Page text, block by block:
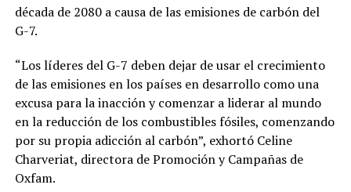
década de 2080 a causa de las emisiones de carbón del
G-7.
“Los líderes del G-7 deben dejar de usar el crecimiento
de las emisiones en los países en desarrollo como una
excusa para la inacción y comenzar a liderar al mundo
en la reducción de los combustibles fósiles, comenzando
por su propia adicción al carbón”, exhortó Celine
Charveriat, directora de Promoción y Campañas de
Oxfam.